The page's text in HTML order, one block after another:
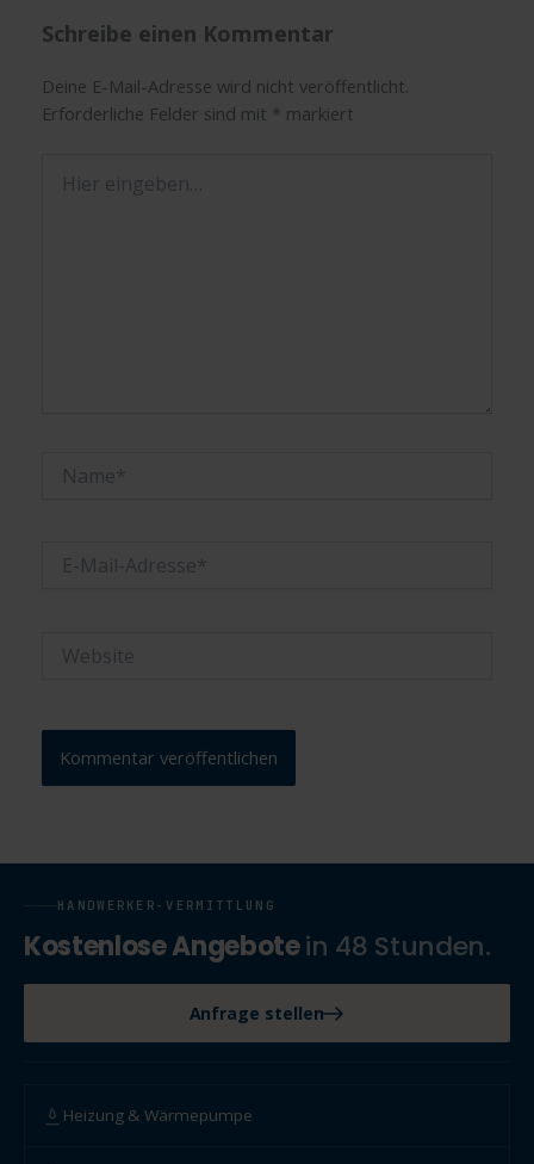
Schreibe einen Kommentar
Deine E-Mail-Adresse wird nicht veröffentlicht.
Erforderliche Felder sind mit * markiert
eingeben…
Mail-
HANDWERKER-VERMITTLUNG
Kostenlose Angebotein 48 Stunden.
Anfrage stellen
Heizung & Wärmepumpe